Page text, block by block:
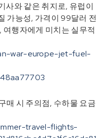
사와 같은 취지로, 유럽이
가능성, 가격이 99달러 전
행자에게 미치는 실무적
war-europe-jet-fuel-
매 시 주의점, 수하물 요금
travel-flights-